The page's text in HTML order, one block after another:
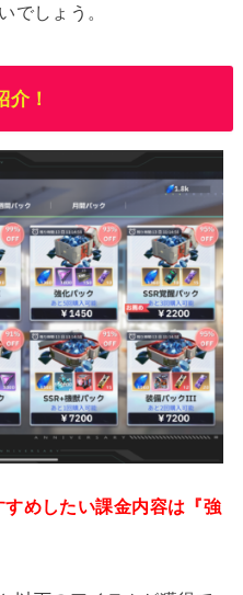
でしょう。
！
すめしたい課金内容は『強